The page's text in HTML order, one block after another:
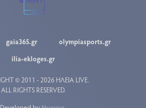
gaia365.gr
olympiasports.gr
ilia-ekloges.gr
© 2011 - 2026 ΗΛΕΙΑ LIVE.
ALL RIGHTS RESERVED.